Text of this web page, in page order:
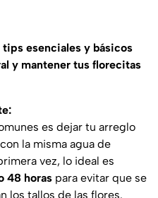
tips esenciales y básicos
y mantener tus florecitas
es dejar tu arreglo
la misma agua de
vez, lo ideal es
48 horas para evitar que se
los tallos de las flores.